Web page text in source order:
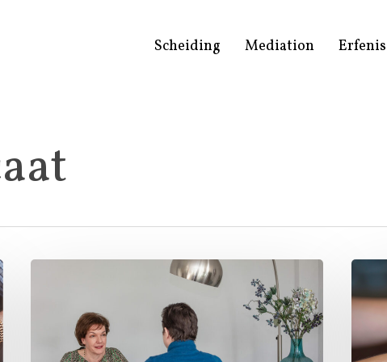
Scheiding Mediation Erfenis